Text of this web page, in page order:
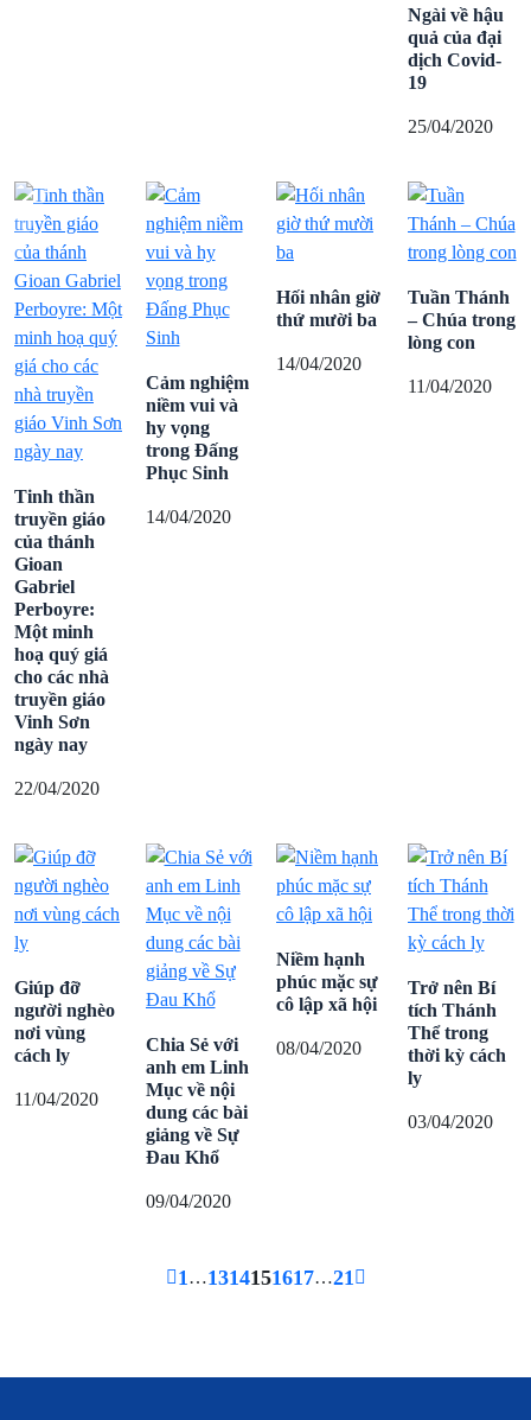
Ngài về hậu
quả của đại
dịch Covid-
19
25/04/2020
Tinh thần
truyền giáo
của thánh
Gioan
Gabriel
Perboyre:
Một minh
hoạ quý giá
cho các nhà
truyền giáo
Vinh Sơn
ngày nay
22/04/2020
Cảm nghiệm
niềm vui và
hy vọng
trong Đấng
Phục Sinh
14/04/2020
Hối nhân giờ
thứ mười ba
14/04/2020
Tuần Thánh
– Chúa trong
lòng con
11/04/2020
Giúp đỡ
người nghèo
nơi vùng
cách ly
11/04/2020
Chia Sẻ với
anh em Linh
Mục về nội
dung các bài
giảng về Sự
Đau Khổ
09/04/2020
Niềm hạnh
phúc mặc sự
cô lập xã hội
08/04/2020
Trở nên Bí
tích Thánh
Thể trong
thời kỳ cách
ly
03/04/2020
1…1314151617…21